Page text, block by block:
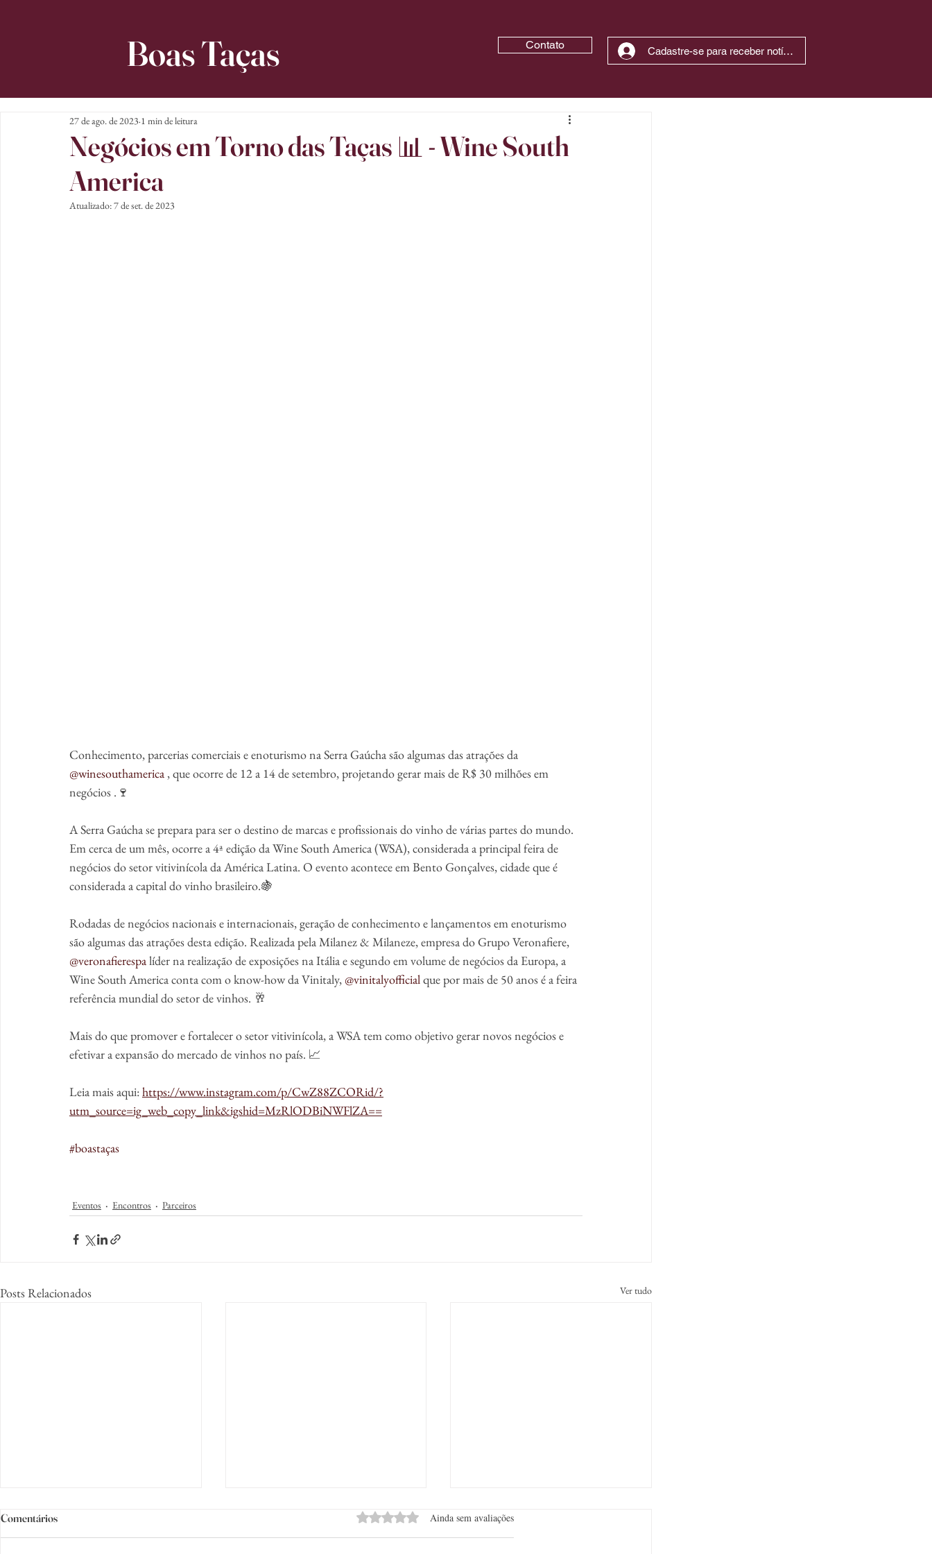
Boas Taças Contato Cadastre-se para receber notícias
Negócios em Torno das Taças 📊 - Wine South
America
27 de ago. de 2023 1 min de leitura
Atualizado:7 de set. de 2023
Conhecimento, parcerias comerciais e enoturismo na Serra Gaúcha são algumas das atrações da
@winesouthamerica , que ocorre de 12 a 14 de setembro, projetando gerar mais de R$ 30 milhões em
negócios .🍷
A Serra Gaúcha se prepara para ser o destino de marcas e profissionais do vinho de várias partes do mundo.
Em cerca de um mês, ocorre a 4ª edição da Wine South America (WSA), considerada a principal feira de
negócios do setor vitivinícola da América Latina. O evento acontece em Bento Gonçalves, cidade que é
considerada a capital do vinho brasileiro.🍇
Rodadas de negócios nacionais e internacionais, geração de conhecimento e lançamentos em enoturismo
são algumas das atrações desta edição. Realizada pela Milanez & Milaneze, empresa do Grupo Veronafiere,
@veronafierespa líder na realização de exposições na Itália e segundo em volume de negócios da Europa, a
Wine South America conta com o know-how da Vinitaly, @vinitalyofficial que por mais de 50 anos é a feira
referência mundial do setor de vinhos. 🥂
Mais do que promover e fortalecer o setor vitivinícola, a WSA tem como objetivo gerar novos negócios e
efetivar a expansão do mercado de vinhos no país. 📈
Leia mais aqui: https://www.instagram.com/p/CwZ88ZCORid/?
utm_source=ig_web_copy_link&igshid=MzRlODBiNWFlZA==
#boastaças
Eventos Encontros Parceiros
Posts Relacionados Ver tudo
Comentários Avaliado com 0 de 5 estrelas.
Ainda sem avaliações